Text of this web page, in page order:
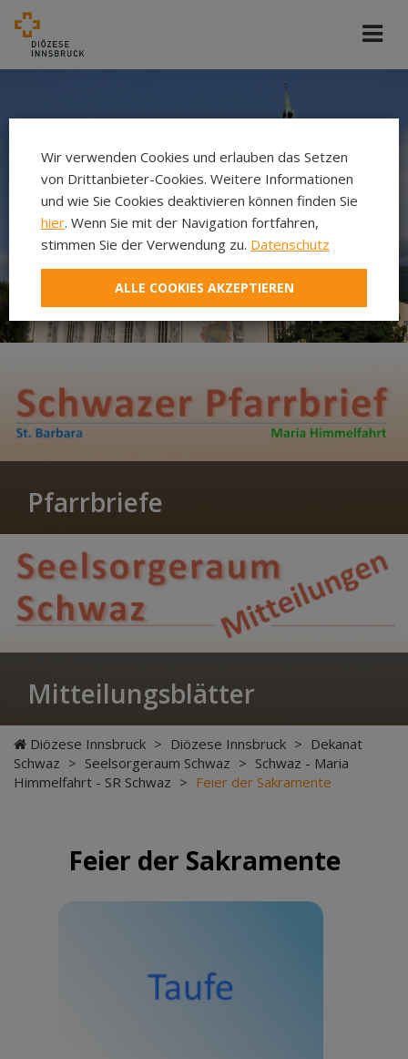
Pfarrbriefe
Mitteilungsblätter
Diözese Innsbruck > Diözese Innsbruck > Dekanat
Schwaz > Seelsorgeraum Schwaz > Schwaz - Maria
Himmelfahrt - SR Schwaz > Feier der Sakramente
Feier der Sakramente
Wir verwenden Cookies und erlauben das Setzen
von Drittanbieter-Cookies. Weitere Informationen
und wie Sie Cookies deaktivieren können finden Sie
hier. Wenn Sie mit der Navigation fortfahren,
stimmen Sie der Verwendung zu. Datenschutz
ALLE COOKIES AKZEPTIEREN